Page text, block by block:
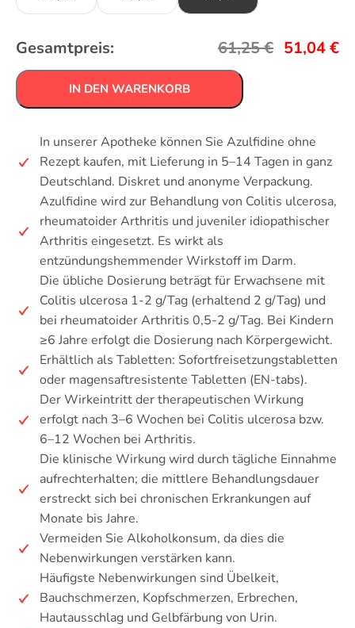
Gesamtpreis: 61,25€ 51,04€
IN DEN WARENKORB
In unserer Apotheke können Sie Azulfidine ohne
Rezept kaufen, mit Lieferung in 5–14 Tagen in ganz
Deutschland. Diskret und anonyme Verpackung.
Azulfidine wird zur Behandlung von Colitis ulcerosa,
rheumatoider Arthritis und juveniler idiopathischer
Arthritis eingesetzt. Es wirkt als
entzündungshemmender Wirkstoff im Darm.
Die übliche Dosierung beträgt für Erwachsene mit
Colitis ulcerosa 1-2 g/Tag (erhaltend 2 g/Tag) und
bei rheumatoider Arthritis 0,5-2 g/Tag. Bei Kindern
≥6 Jahre erfolgt die Dosierung nach Körpergewicht.
Erhältlich als Tabletten: Sofortfreisetzungstabletten
oder magensaftresistente Tabletten (EN-tabs).
Der Wirkeintritt der therapeutischen Wirkung
erfolgt nach 3–6 Wochen bei Colitis ulcerosa bzw.
6–12 Wochen bei Arthritis.
Die klinische Wirkung wird durch tägliche Einnahme
aufrechterhalten; die mittlere Behandlungsdauer
erstreckt sich bei chronischen Erkrankungen auf
Monate bis Jahre.
Vermeiden Sie Alkoholkonsum, da dies die
Nebenwirkungen verstärken kann.
Häufigste Nebenwirkungen sind Übelkeit,
Bauchschmerzen, Kopfschmerzen, Erbrechen,
Hautausschlag und Gelbfärbung von Urin.